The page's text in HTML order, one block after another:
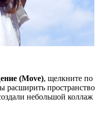
(Move), щелкните по
расширить пространство
небольшой коллаж